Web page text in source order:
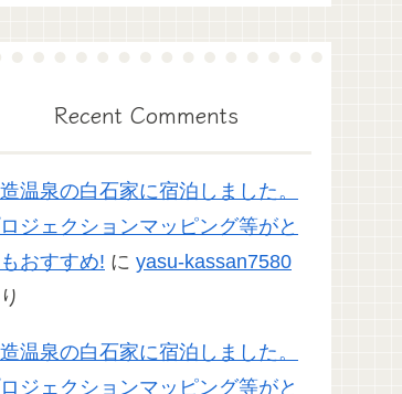
Recent Comments
温泉の白石家に宿泊しました。
ジェクションマッピング等がと
おすすめ! に yasu-kassan7580
温泉の白石家に宿泊しました。
ジェクションマッピング等がと